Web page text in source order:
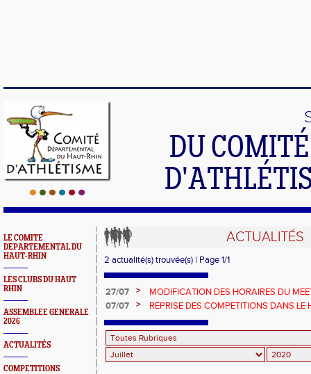
DU
LE COMITE
DEPARTEMENTAL DU
HAUT-RHIN
LES CLUBS DU HAUT
RHIN
ASSEMBLEE GENERALE
2026
ACTUALITÉS
COMPETITIONS
ACTUALITÉS
2 actualité(s) trouvée(s) | Page 1/1
27/07 >
MODIFICATION DES HORAIRES DU
LE 29 JUILLET
07/07 >
REPRISE DES COMPETITIONS DANS LE